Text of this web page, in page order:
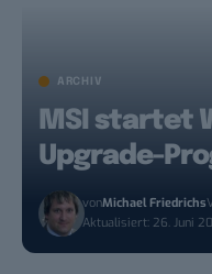
ARCHIV
MSI startet
Upgrade-
vonMichael Friedrichs
Aktualisiert: 26. Juni